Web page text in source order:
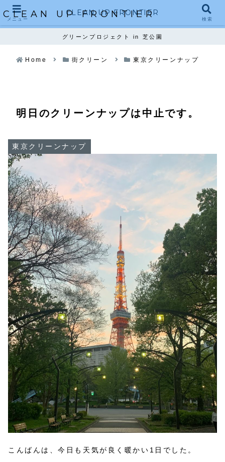
CLEAN UP FRONTIER
グリーンプロジェクト in 芝公園
Home 街クリーン 東京クリーンナップ
明日のクリーンナップは中止です。
東京クリーンナップ
こんばんは、今日も天気が良く暖かい1日でした。
メニュー
CLEAN UP FRONTIER
検索